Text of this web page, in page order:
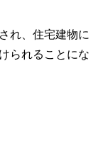
れ、住宅建物に
られることにな